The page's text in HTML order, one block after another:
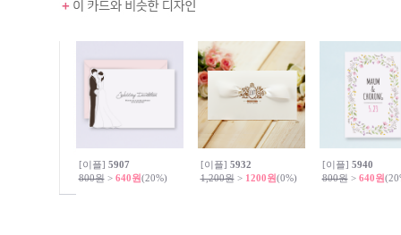
[이플] 5907
800원> 640원(20%)
[이플] 5932
1,200원> 1200원(0%)
[이플] 5940
800원> 640원